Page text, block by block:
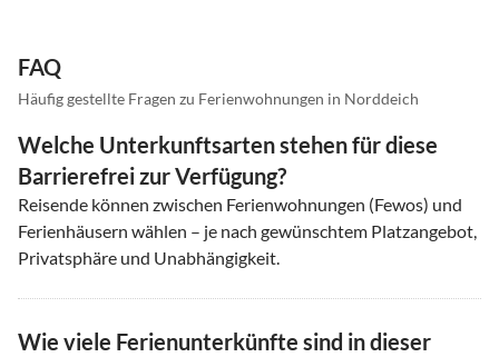
FAQ
Häufig gestellte Fragen zu Ferienwohnungen in Norddeich
Welche Unterkunftsarten stehen für diese
Barrierefrei zur Verfügung?
Reisende können zwischen Ferienwohnungen (Fewos) und
Ferienhäusern wählen – je nach gewünschtem Platzangebot,
Privatsphäre und Unabhängigkeit.
Wie viele Ferienunterkünfte sind in dieser